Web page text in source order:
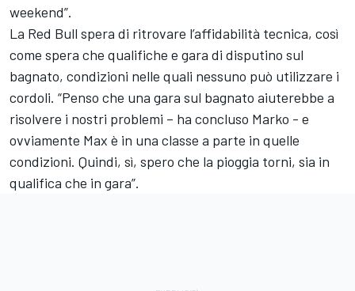
weekend”.
La Red Bull spera di ritrovare l’affidabilità tecnica, così
come spera che qualifiche e gara di disputino sul
bagnato, condizioni nelle quali nessuno può utilizzare i
cordoli. “Penso che una gara sul bagnato aiuterebbe a
risolvere i nostri problemi – ha concluso Marko - e
ovviamente Max è in una classe a parte in quelle
condizioni. Quindi, sì, spero che la pioggia torni, sia in
qualifica che in gara”.